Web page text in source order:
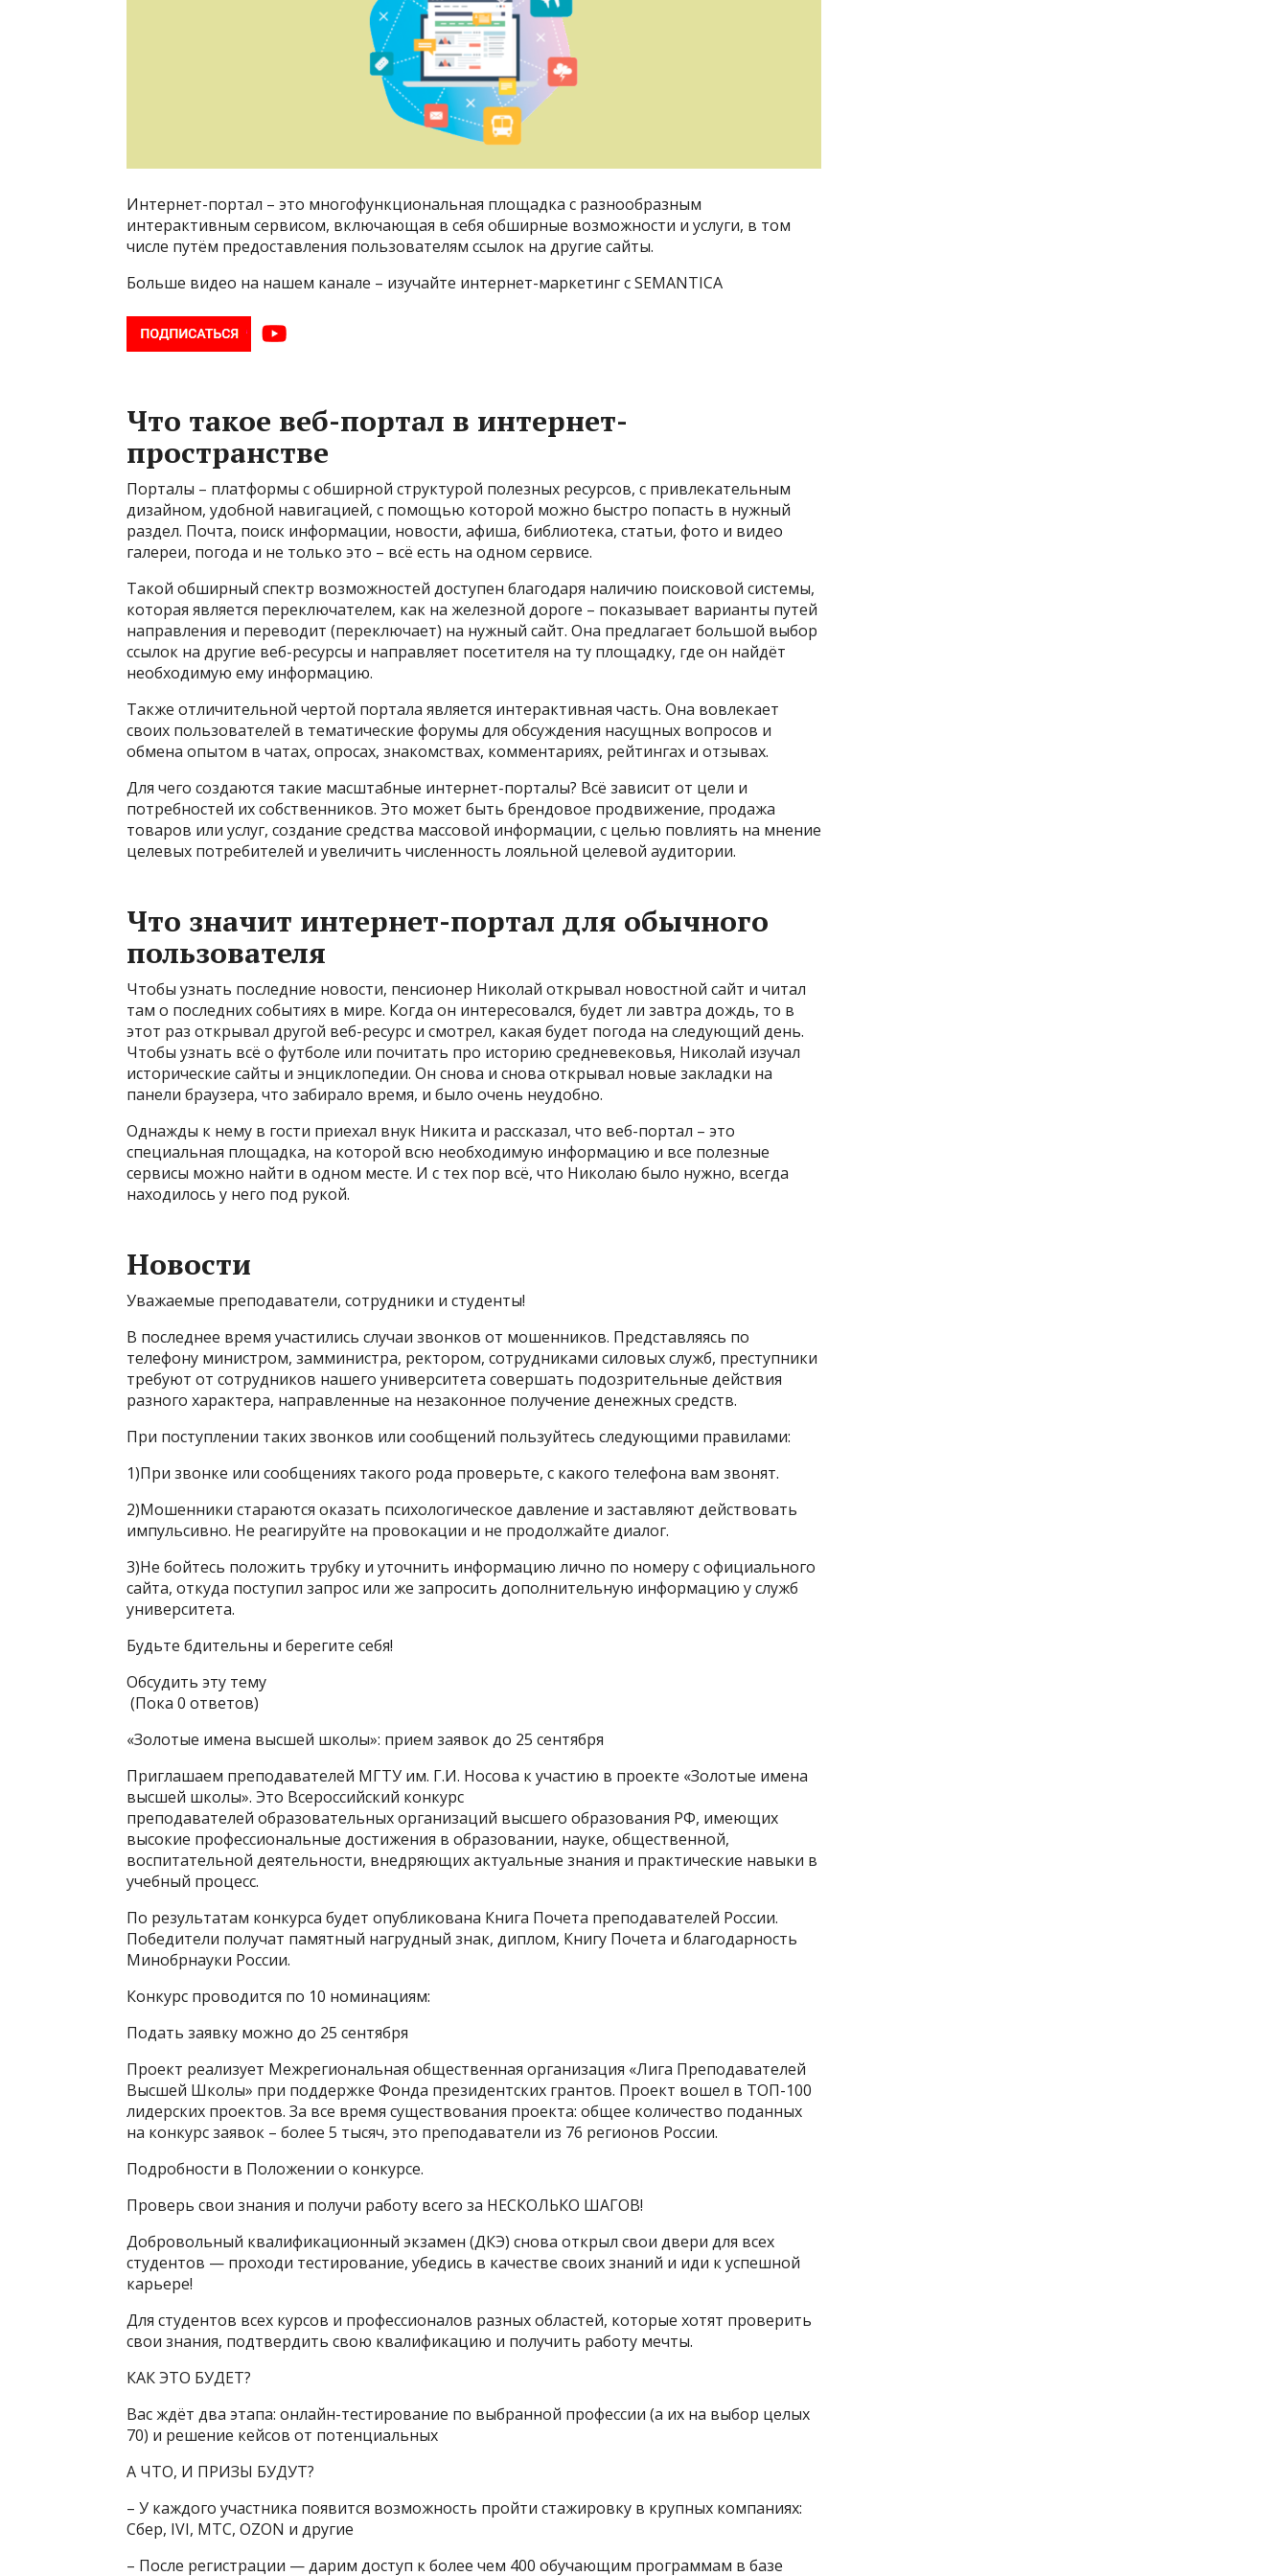
Интернет-портал – это многофункциональная площадка с разнообразным
интерактивным сервисом, включающая в себя обширные возможности и услуги, в том
числе путём предоставления пользователям ссылок на другие сайты.
Больше видео на нашем канале – изучайте интернет-маркетинг с SEMANTICA
Что такое веб-портал в интернет-
пространстве
Порталы – платформы с обширной структурой полезных ресурсов, с привлекательным
дизайном, удобной навигацией, с помощью которой можно быстро попасть в нужный
раздел. Почта, поиск информации, новости, афиша, библиотека, статьи, фото и видео
галереи, погода и не только это – всё есть на одном сервисе.
Такой обширный спектр возможностей доступен благодаря наличию поисковой системы,
которая является переключателем, как на железной дороге – показывает варианты путей
направления и переводит (переключает) на нужный сайт. Она предлагает большой выбор
ссылок на другие веб-ресурсы и направляет посетителя на ту площадку, где он найдёт
необходимую ему информацию.
Также отличительной чертой портала является интерактивная часть. Она вовлекает
своих пользователей в тематические форумы для обсуждения насущных вопросов и
обмена опытом в чатах, опросах, знакомствах, комментариях, рейтингах и отзывах.
Для чего создаются такие масштабные интернет-порталы? Всё зависит от цели и
потребностей их собственников. Это может быть брендовое продвижение, продажа
товаров или услуг, создание средства массовой информации, с целью повлиять на мнение
целевых потребителей и увеличить численность лояльной целевой аудитории.
Что значит интернет-портал для обычного
пользователя
Чтобы узнать последние новости, пенсионер Николай открывал новостной сайт и читал
там о последних событиях в мире. Когда он интересовался, будет ли завтра дождь, то в
этот раз открывал другой веб-ресурс и смотрел, какая будет погода на следующий день.
Чтобы узнать всё о футболе или почитать про историю средневековья, Николай изучал
исторические сайты и энциклопедии. Он снова и снова открывал новые закладки на
панели браузера, что забирало время, и было очень неудобно.
Однажды к нему в гости приехал внук Никита и рассказал, что веб-портал – это
специальная площадка, на которой всю необходимую информацию и все полезные
сервисы можно найти в одном месте. И с тех пор всё, что Николаю было нужно, всегда
находилось у него под рукой.
Новости
Уважаемые преподаватели, сотрудники и студенты!
В последнее время участились случаи звонков от мошенников. Представляясь по
телефону министром, замминистра, ректором, сотрудниками силовых служб, преступники
требуют от сотрудников нашего университета совершать подозрительные действия
разного характера, направленные на незаконное получение денежных средств.
При поступлении таких звонков или сообщений пользуйтесь следующими правилами:
1)При звонке или сообщениях такого рода проверьте, с какого телефона вам звонят.
2)Мошенники стараются оказать психологическое давление и заставляют действовать
импульсивно. Не реагируйте на провокации и не продолжайте диалог.
3)Не бойтесь положить трубку и уточнить информацию лично по номеру с официального
сайта, откуда поступил запрос или же запросить дополнительную информацию у служб
университета.
Будьте бдительны и берегите себя!
Обсудить эту тему
(Пока 0 ответов)
«Золотые имена высшей школы»: прием заявок до 25 сентября
Приглашаем преподавателей МГТУ им. Г.И. Носова к участию в проекте «Золотые имена
высшей школы». Это Всероссийский конкурс
преподавателей образовательных организаций высшего образования РФ, имеющих
высокие профессиональные достижения в образовании, науке, общественной,
воспитательной деятельности, внедряющих актуальные знания и практические навыки в
учебный процесс.
По результатам конкурса будет опубликована Книга Почета преподавателей России.
Победители получат памятный нагрудный знак, диплом, Книгу Почета и благодарность
Минобрнауки России.
Конкурс проводится по 10 номинациям:
Подать заявку можно до 25 сентября
Проект реализует Межрегиональная общественная организация «Лига Преподавателей
Высшей Школы» при поддержке Фонда президентских грантов. Проект вошел в ТОП-100
лидерских проектов. За все время существования проекта: общее количество поданных
на конкурс заявок – более 5 тысяч, это преподаватели из 76 регионов России.
Подробности в Положении о конкурсе.
Проверь свои знания и получи работу всего за НЕСКОЛЬКО ШАГОВ!
Добровольный квалификационный экзамен (ДКЭ) снова открыл свои двери для всех
студентов — проходи тестирование, убедись в качестве своих знаний и иди к успешной
карьере!
Для студентов всех курсов и профессионалов разных областей, которые хотят проверить
свои знания, подтвердить свою квалификацию и получить работу мечты.
КАК ЭТО БУДЕТ?
Вас ждёт два этапа: онлайн-тестирование по выбранной профессии (а их на выбор целых
70) и решение кейсов от потенциальных
А ЧТО, И ПРИЗЫ БУДУТ?
– У каждого участника появится возможность пройти стажировку в крупных компаниях:
Сбер, IVI, МТС, OZON и другие
– После регистрации — дарим доступ к более чем 400 обучающим программам в базе